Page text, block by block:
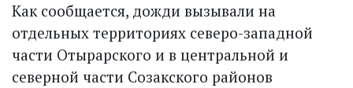
Как сообщается, дожди вызывали на
отдельных территориях северо-западной
части Отырарского и в центральной и
северной части Созакского районов